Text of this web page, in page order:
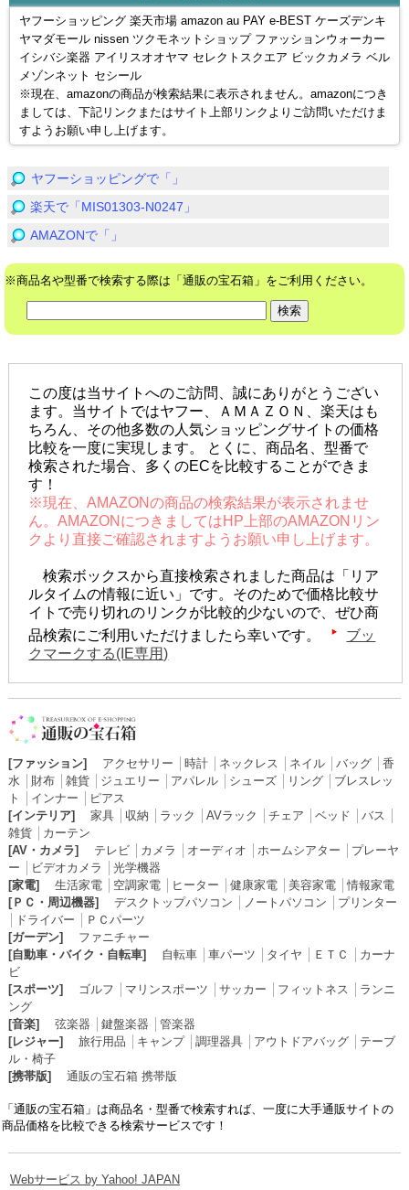
ヤフーショッピング 楽天市場 amazon au PAY e-BEST ケーズデンキ
ヤマダモール nissen ツクモネットショップ ファッションウォーカー
イシバシ楽器 アイリスオオヤマ セレクトスクエア ビックカメラ ベル
メゾンネット セシール
※現在、amazonの商品が検索結果に表示されません。amazonにつき
ましては、下記リンクまたはサイト上部リンクよりご訪問いただけま
すようお願い申し上げます。
ヤフーショッピングで「」
楽天で「MIS01303-N0247」
AMAZONで「」
※商品名や型番で検索する際は「通販の宝石箱」をご利用ください。
この度は当サイトへのご訪問、誠にありがとうござい
ます。当サイトではヤフー、ＡＭＡＺＯＮ、楽天はも
ちろん、その他多数の人気ショッピングサイトの価格
比較を一度に実現します。 とくに、商品名、型番で
検索された場合、多くのECを比較することができま
す！
※現在、AMAZONの商品の検索結果が表示されませ
ん。AMAZONにつきましてはHP上部のAMAZONリン
クより直接ご確認されますようお願い申し上げます。
検索ボックスから直接検索されました商品は「リア
ルタイムの情報に近い」です。そのためで価格比較サ
イトで売り切れのリンクが比較的少ないので、ぜひ商
品検索にご利用いただけましたら幸いです。
ブッ
クマークする(IE専用)
[ファッション] アクセサリー 時計│ ネックレス ネイル│ バッグ│ 香
水
財布│ 雑貨│ ジュエリー アパレル│ シューズ│ リング│ ブレスレッ
ト
インナー
ピアス
[インテリア]
家具│ 収納 ラック AVラック チェア ベッド バス
雑貨│ カーテン
[AV・カメラ]
テレビ│ カメラ オーディオ ホームシアター
プレーヤ
ー
ビデオカメラ
光学機器
[家電]
生活家電│ 空調家電│ ヒーター 健康家電│ 美容家電│情報家電
[ＰＣ・周辺機器]
デスクトップパソコン ノートパソコン
プリンター
ドライバー
ＰＣパーツ
[ガーデン]
ファニチャー
[自動車・バイク・自転車]
自転車│ 車パーツ タイヤ ＥＴＣ
カーナ
ビ
[スポーツ]
ゴルフ マリンスポーツ サッカー フィットネス
ランニ
ング
[音楽]
弦楽器 鍵盤楽器
管楽器
[レジャー]
旅行用品 キャンプ│ 調理器具│ アウトドアバッグ│ テーブ
ル・椅子
[携帯版]
通販の宝石箱 携帯版
「通販の宝石箱」は商品名・型番で検索すれば、一度に大手通販サイトの
商品価格を比較できる検索サービスです！
Webサービス by Yahoo! JAPAN